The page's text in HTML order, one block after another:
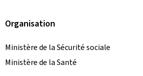
Organisation
Ministère de la Sécurité sociale
Ministère de la Santé